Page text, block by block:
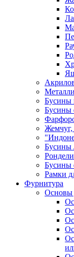
Бусины
Бусины
Жемчуг,
Бусины
Бусины
Рамки
Фурнитура
Основы